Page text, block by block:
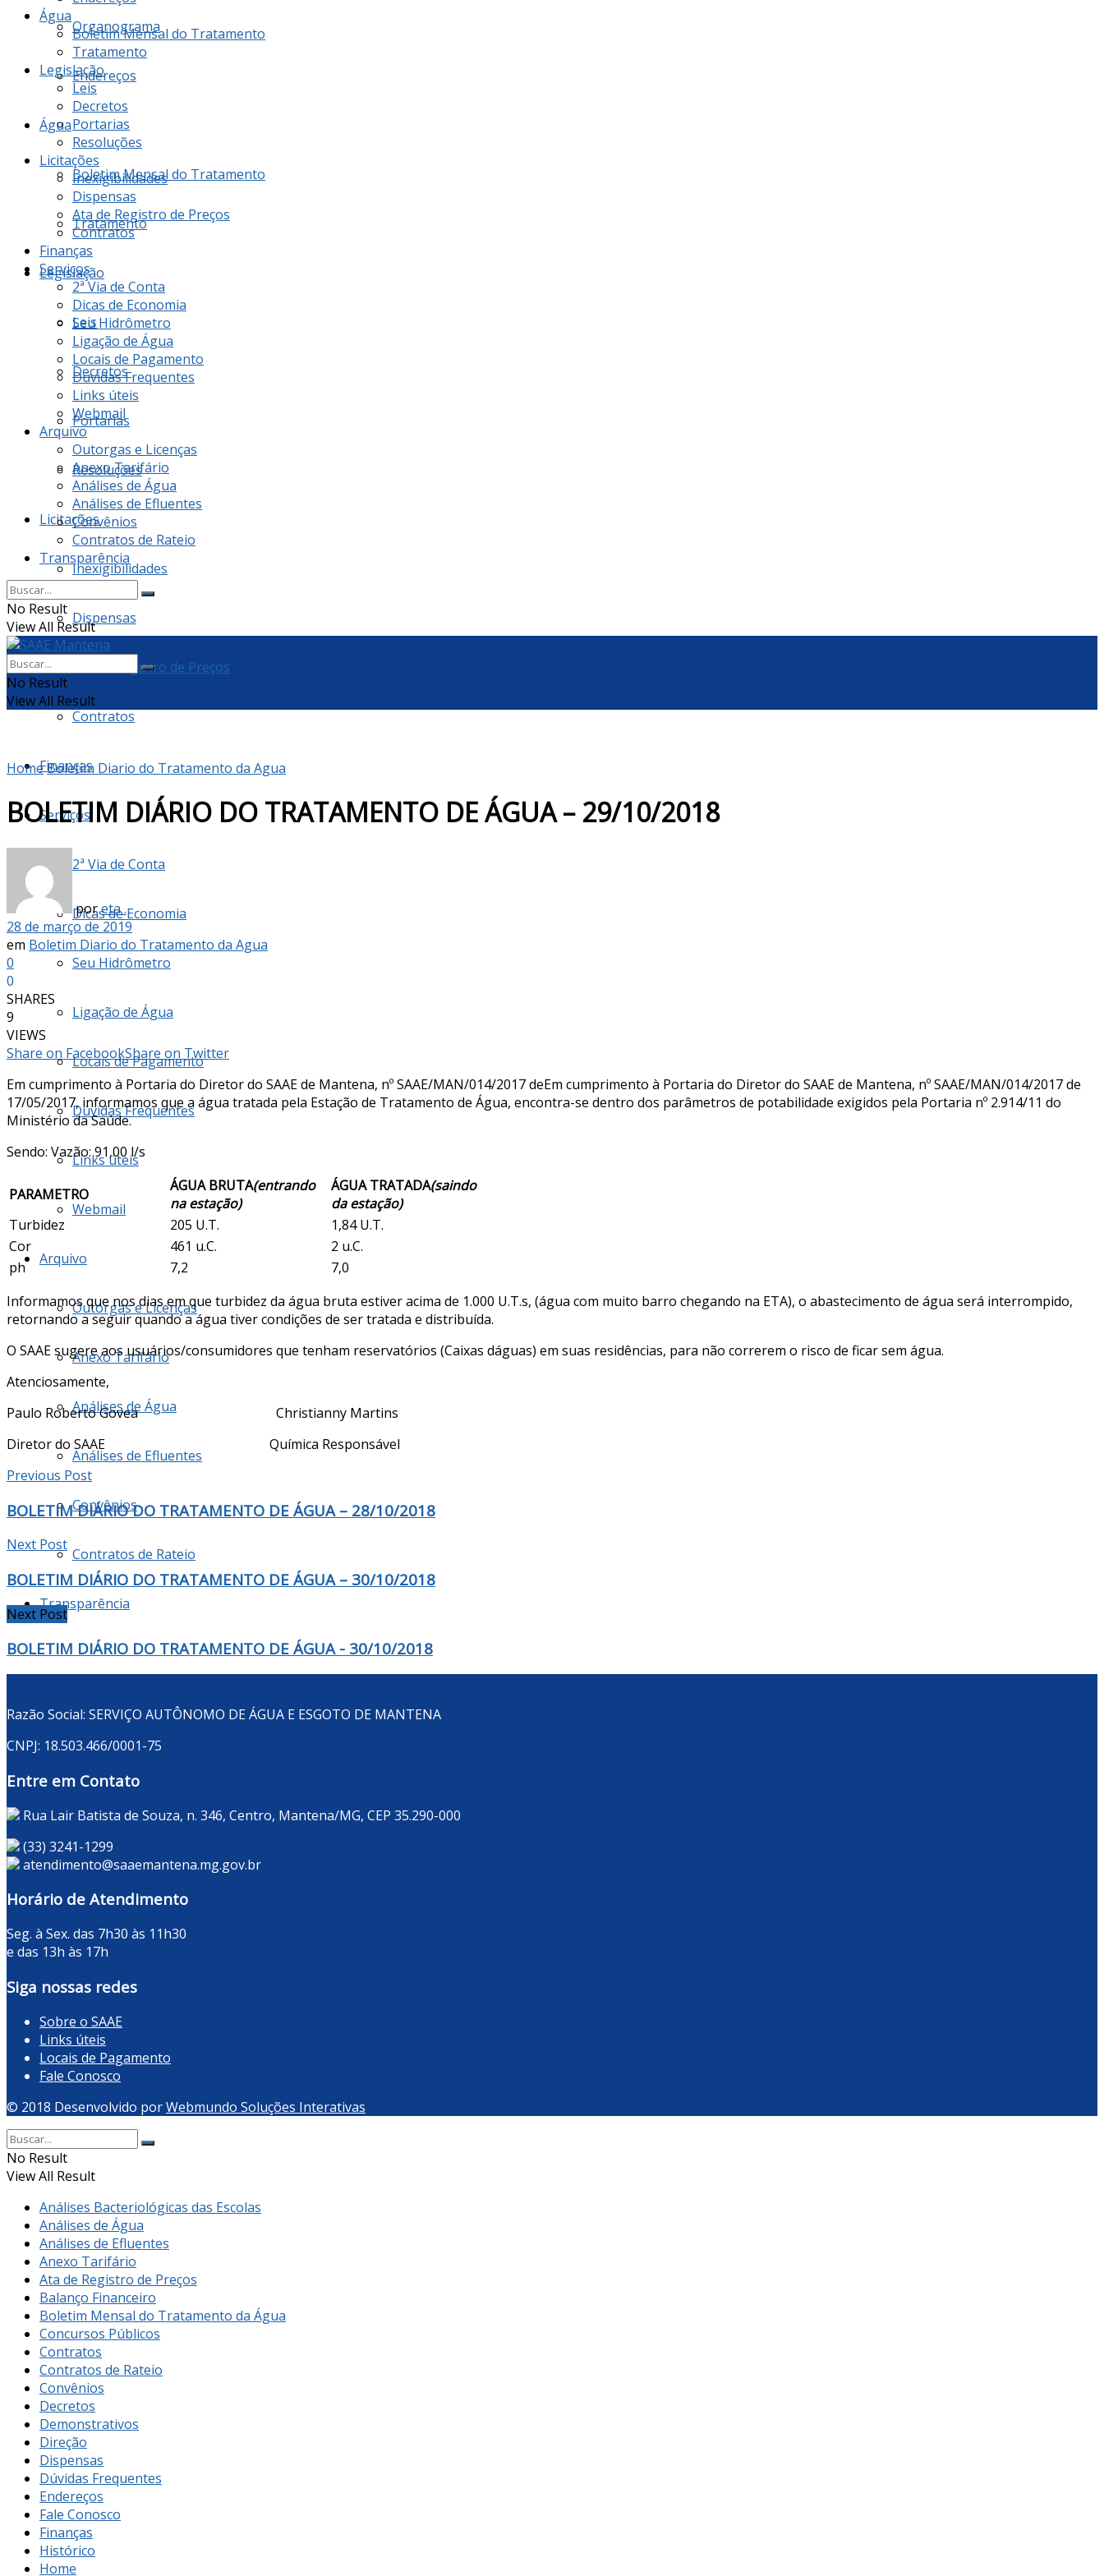
Organograma
Endereços
Água
Boletim Mensal do Tratamento
Tratamento
Legislação
Leis
Decretos
Portarias
Resoluções
Licitações
Inexigibilidades
Dispensas
Ata de Registro de Preços
Contratos
Finanças
Serviços
2ª Via de Conta
Dicas de Economia
Seu Hidrômetro
Ligação de Água
Locais de Pagamento
Dúvidas Frequentes
Links úteis
Webmail
Arquivo
Outorgas e Licenças
Anexo Tarifário
Análises de Água
Análises de Efluentes
Convênios
Contratos de Rateio
Transparência
Água
Boletim Mensal do Tratamento
Tratamento
Legislação
Leis
Decretos
Portarias
Resoluções
Licitações
Inexigibilidades
Dispensas
Ata de Registro de Preços
Contratos
Finanças
Serviços
2ª Via de Conta
Dicas de Economia
Seu Hidrômetro
Ligação de Água
Locais de Pagamento
Dúvidas Frequentes
Links úteis
Webmail
Arquivo
Outorgas e Licenças
Anexo Tarifário
Análises de Água
Análises de Efluentes
Convênios
Contratos de Rateio
Transparência
No Result
View All Result
No Result
View All Result
HomeBoletim Diario do Tratamento da Agua
BOLETIM DIÁRIO DO TRATAMENTO DE ÁGUA – 29/10/2018
poreta .
28 de março de 2019
em Boletim Diario do Tratamento da Agua
0
0
SHARES
9
VIEWS
Share on FacebookShare on Twitter
Em cumprimento à Portaria do Diretor do SAAE de Mantena, nº SAAE/MAN/014/2017 deEm cumprimento à Portaria do Diretor do SAAE de Mantena, nº SAAE/MAN/014/2017 de
17/05/2017, informamos que a água tratada pela Estação de Tratamento de Água, encontra-se dentro dos parâmetros de potabilidade exigidos pela Portaria nº 2.914/11 do
Ministério da Saúde.
Sendo: Vazão: 91,00 l/s
PARAMETRO ÁGUA BRUTA(entrando
na estação)
ÁGUA TRATADA(saindo
da estação)
Turbidez
205 U.T.
1,84 U.T.
Cor
461 u.C.
2 u.C.
ph
7,2
7,0
Informamos que nos dias em que turbidez da água bruta estiver acima de 1.000 U.T.s, (água com muito barro chegando na ETA), o abastecimento de água será interrompido,
retornando a seguir quando a água tiver condições de ser tratada e distribuída.
O SAAE sugere aos usuários/consumidores que tenham reservatórios (Caixas dáguas) em suas residências, para não correrem o risco de ficar sem água.
Atenciosamente,
Paulo Roberto Govea Christianny Martins
Diretor do SAAE Química Responsável
Previous Post
BOLETIM DIÁRIO DO TRATAMENTO DE ÁGUA – 28/10/2018
Next Post
BOLETIM DIÁRIO DO TRATAMENTO DE ÁGUA – 30/10/2018
Next Post
BOLETIM DIÁRIO DO TRATAMENTO DE ÁGUA - 30/10/2018
Razão Social: SERVIÇO AUTÔNOMO DE ÁGUA E ESGOTO DE MANTENA
CNPJ: 18.503.466/0001-75
Entre em Contato
Rua Lair Batista de Souza, n. 346, Centro, Mantena/MG, CEP 35.290-000
(33) 3241-1299
atendimento@saaemantena.mg.gov.br
Horário de Atendimento
Seg. à Sex. das 7h30 às 11h30
e das 13h às 17h
Siga nossas redes
Sobre o SAAE
Links úteis
Locais de Pagamento
Fale Conosco
© 2018 Desenvolvido porWebmundo Soluções Interativas
No Result
View All Result
Análises Bacteriológicas das Escolas
Análises de Água
Análises de Efluentes
Anexo Tarifário
Ata de Registro de Preços
Balanço Financeiro
Boletim Mensal do Tratamento da Água
Concursos Públicos
Contratos
Contratos de Rateio
Convênios
Decretos
Demonstrativos
Direção
Dispensas
Dúvidas Frequentes
Endereços
Fale Conosco
Finanças
Histórico
Home